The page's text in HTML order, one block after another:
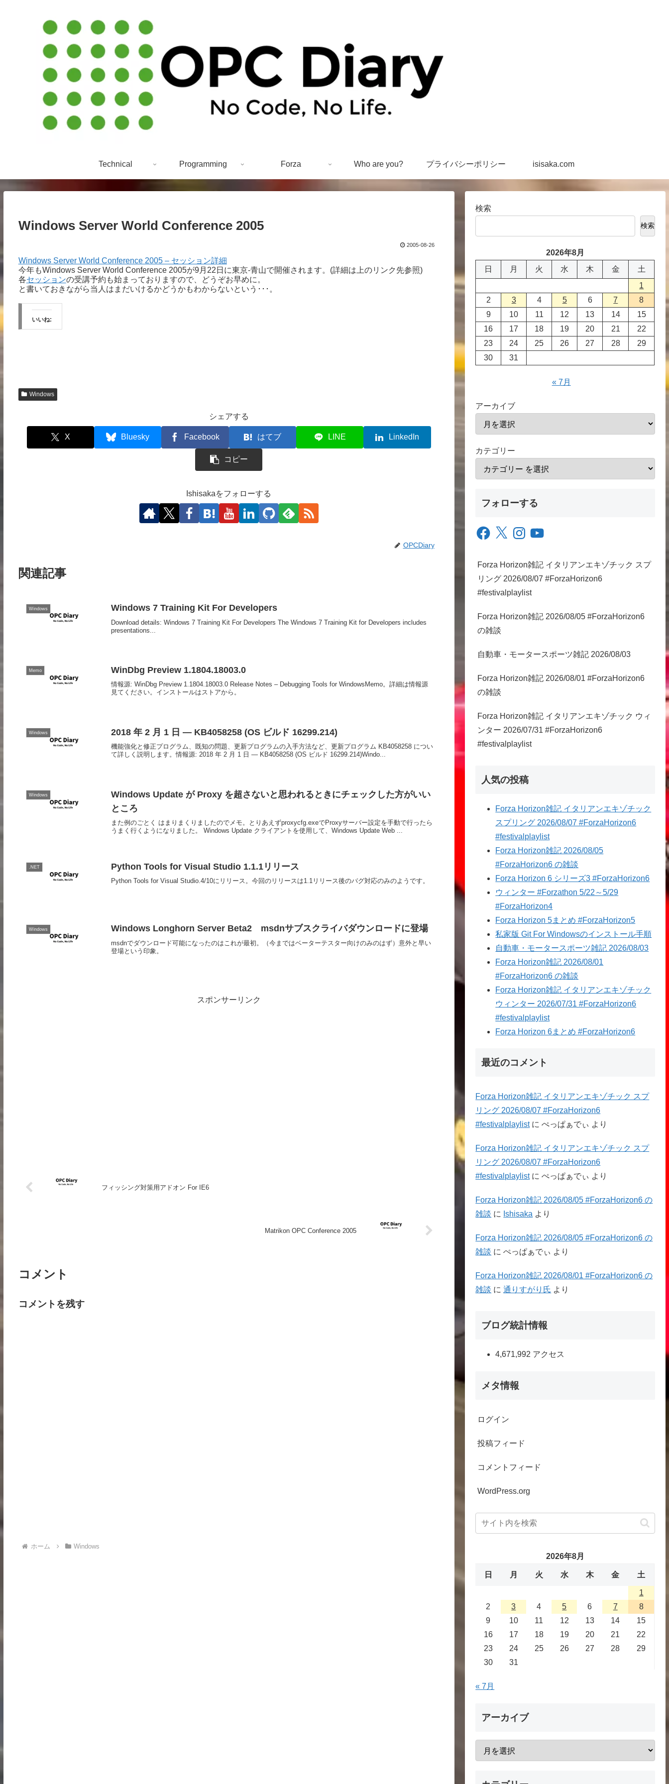
Technical Programming Forza Who are you? プライバシーポリシー isisaka.com
Windows Server World Conference 2005
2005-08-26
Windows Server World Conference 2005 – セッション詳細
今年もWindows Server World Conference 2005が9月22日に東京-青山で開催されます。(詳細は上のリンク先参照)
各セッションの受講予約も始まっておりますので、どうぞお早めに。
と書いておきながら当人はまだいけるかどうかもわからないという･･･。
いいね:
Windows
シェアする
X Bluesky Facebook はてブ LINE LinkedIn
コピー
Ishisakaをフォローする
OPCDiary
関連記事
Windows Windows 7 Training Kit For Developers
Download details: Windows 7 Training Kit For Developers The Windows 7 Training Kit for Developers includes
presentations...
Memo WinDbg Preview 1.1804.18003.0
情報源: WinDbg Preview 1.1804.18003.0 Release Notes – Debugging Tools for WindowsMemo。詳細は情報源
見てください。インストールはストアから。
Windows 2018 年 2 月 1 日 — KB4058258 (OS ビルド 16299.214)
機能強化と修正プログラム、既知の問題、更新プログラムの入手方法など、更新プログラム KB4058258 につい
て詳しく説明します。情報源: 2018 年 2 月 1 日 — KB4058258 (OS ビルド 16299.214)Windo...
Windows
Windows Update が Proxy を超さないと思われるときにチェックした方がいい
ところ
また例のごとく はまりまくりましたのでメモ。とりあえずproxycfg.exeでProxyサーバー設定を手動で行ったら
うまく行くようになりました。 Windows Update クライアントを使用して、Windows Update Web ...
.NET Python Tools for Visual Studio 1.1.1リリース
Python Tools for Visual Studio.4/10にリリース。今回のリリースは1.1リリース後のバグ対応のみのようです。
Windows Windows Longhorn Server Beta2 msdnサブスクライバダウンロードに登場
msdnでダウンロード可能になったのはこれが最初。（今まではベーターテスター向けのみのはず）意外と早い
登場という印象。
スポンサーリンク
フィッシング対策用アドオン For IE6
Matrikon OPC Conference 2005
コメント
コメントを残す
ホーム Windows
検索
検索
2026年8月
日
月 火 水 木 金
土
1
2
3 4 5 6 7
8
9
10 11 12 13 14
15
16
17 18 19 20 21
22
23
24 25 26 27 28
29
30
31
« 7月
アーカイブ
カテゴリー
フォローする
Facebook
X InstagramYouTube
Forza Horizon雑記 イタリアンエキゾチック スプ
リング 2026/08/07 #ForzaHorizon6
#festivalplaylist
Forza Horizon雑記 2026/08/05 #ForzaHorizon6
の雑談
自動車・モータースポーツ雑記 2026/08/03
Forza Horizon雑記 2026/08/01 #ForzaHorizon6
の雑談
Forza Horizon雑記 イタリアンエキゾチック ウィ
ンター 2026/07/31 #ForzaHorizon6
#festivalplaylist
人気の投稿
Forza Horizon雑記 イタリアンエキゾチック
スプリング 2026/08/07 #ForzaHorizon6
#festivalplaylist
Forza Horizon雑記 2026/08/05
#ForzaHorizon6 の雑談
Forza Horizon 6 シリーズ3 #ForzaHorizon6
ウィンター #Forzathon 5/22～5/29
#ForzaHorizon4
Forza Horizon 5まとめ #ForzaHorizon5
私家版 Git For Windowsのインストール手順
自動車・モータースポーツ雑記 2026/08/03
Forza Horizon雑記 2026/08/01
#ForzaHorizon6 の雑談
Forza Horizon雑記 イタリアンエキゾチック
ウィンター 2026/07/31 #ForzaHorizon6
#festivalplaylist
Forza Horizon 6まとめ #ForzaHorizon6
最近のコメント
Forza Horizon雑記 イタリアンエキゾチック スプ
リング 2026/08/07 #ForzaHorizon6
#festivalplaylistにぺっぱぁでぃ より
Forza Horizon雑記 イタリアンエキゾチック スプ
リング 2026/08/07 #ForzaHorizon6
#festivalplaylistにぺっぱぁでぃ より
Forza Horizon雑記 2026/08/05 #ForzaHorizon6 の
雑談 に Ishisaka より
Forza Horizon雑記 2026/08/05 #ForzaHorizon6 の
雑談 にぺっぱぁでぃ より
Forza Horizon雑記 2026/08/01 #ForzaHorizon6 の
雑談 に通りすがり氏 より
ブログ統計情報
4,671,992 アクセス
メタ情報
ログイン
投稿フィード
コメントフィード
WordPress.org
2026年8月
日 月 火 水 木 金 土
1
2
3 4 5 6 7
8
9
10 11 12 13 14
15
16
17 18 19 20 21
22
23
24 25 26 27 28
29
30
31
« 7月
アーカイブ